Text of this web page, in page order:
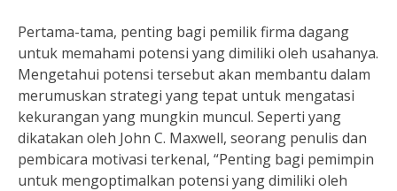
Pertama-tama, penting bagi pemilik firma dagang
untuk memahami potensi yang dimiliki oleh usahanya.
Mengetahui potensi tersebut akan membantu dalam
merumuskan strategi yang tepat untuk mengatasi
kekurangan yang mungkin muncul. Seperti yang
dikatakan oleh John C. Maxwell, seorang penulis dan
pembicara motivasi terkenal, “Penting bagi pemimpin
untuk mengoptimalkan potensi yang dimiliki oleh